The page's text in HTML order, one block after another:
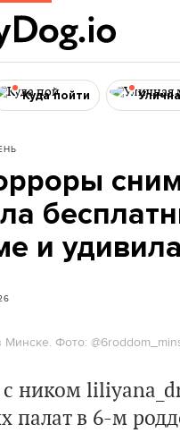
Куда пойти
и
Фото:
ником
палат в 6-м